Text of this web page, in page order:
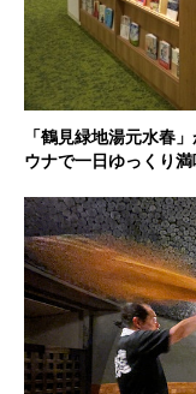
「鶴見緑地湯元水春
ウナで一日ゆっくり